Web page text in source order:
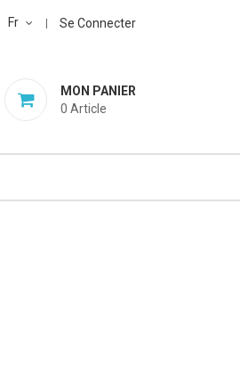
Fr Se Connecter
MON PANIER
0 Article